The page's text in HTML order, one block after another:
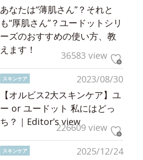
あなたは“薄肌さん”？それと
も“厚肌さん”？ユードットシリ
ーズのおすすめの使い方、教
えます！
36583 view
2023/08/30
スキンケア
【オルビス2大スキンケア】ユ
ー or ユードット 私にはどっ
ち？｜Editor’s view226609 view
2025/12/24
スキンケア